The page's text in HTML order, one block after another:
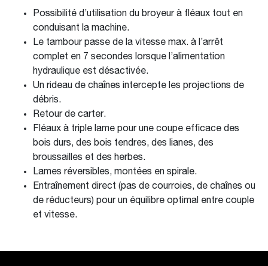
Possibilité d’utilisation du broyeur à fléaux tout en
conduisant la machine.
Le tambour passe de la vitesse max. à l’arrêt
complet en 7 secondes lorsque l’alimentation
hydraulique est désactivée.
Un rideau de chaînes intercepte les projections de
débris.
Retour de carter.
Fléaux à triple lame pour une coupe efficace des
bois durs, des bois tendres, des lianes, des
broussailles et des herbes.
Lames réversibles, montées en spirale.
Entraînement direct (pas de courroies, de chaînes ou
de réducteurs) pour un équilibre optimal entre couple
et vitesse.